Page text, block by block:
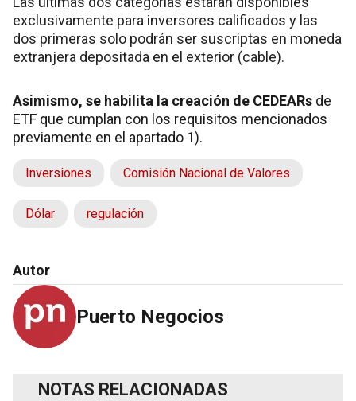
exclusivamente para inversores calificados y las
dos primeras solo podrán ser suscriptas en moneda
extranjera depositada en el exterior (cable).
Asimismo, se habilita la creación de CEDEARs de
ETF que cumplan con los requisitos mencionados
previamente en el apartado 1).
Inversiones Comisión Nacional de Valores
Dólar regulación
Autor
Puerto Negocios
NOTAS RELACIONADAS